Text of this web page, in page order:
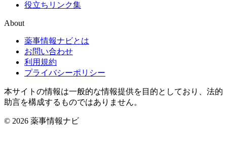
役立ちリンク集
About
薬事情報ナビとは
お問い合わせ
利用規約
プライバシーポリシー
本サイトの情報は一般的な情報提供を目的としており、法的
助言を構成するものではありません。
© 2026 薬事情報ナビ